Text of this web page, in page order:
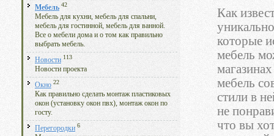
Мебель 42
Мебель для кухни, мебель для спальни,
мебель для гостинной, мебель для ванной.
Все о мебели дома и о том как правильно
выбрать мебель.
Новости 113
Новости проекта
Окно 22
Как правильно сделать монтаж пластиковых
окон (установку окон пвх), монтаж окон по
госту.
Перегородки 6
Как
которые
мебель
мебель
стили в
не
что вы